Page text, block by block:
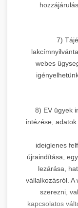
7)
webes
8) EV ügyek
intézése,
ideiglenes
újraindítása,
lezárása,
vállalkozásról. A
szerezni,
kapcsolatos